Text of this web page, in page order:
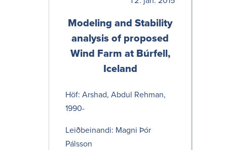
Modeling and Stability
analysis of proposed
Wind Farm at Búrfell,
Iceland
Höf: Arshad, Abdul Rehman,
1990-
Leið­bein­andi: Magni Þór
Pálsson